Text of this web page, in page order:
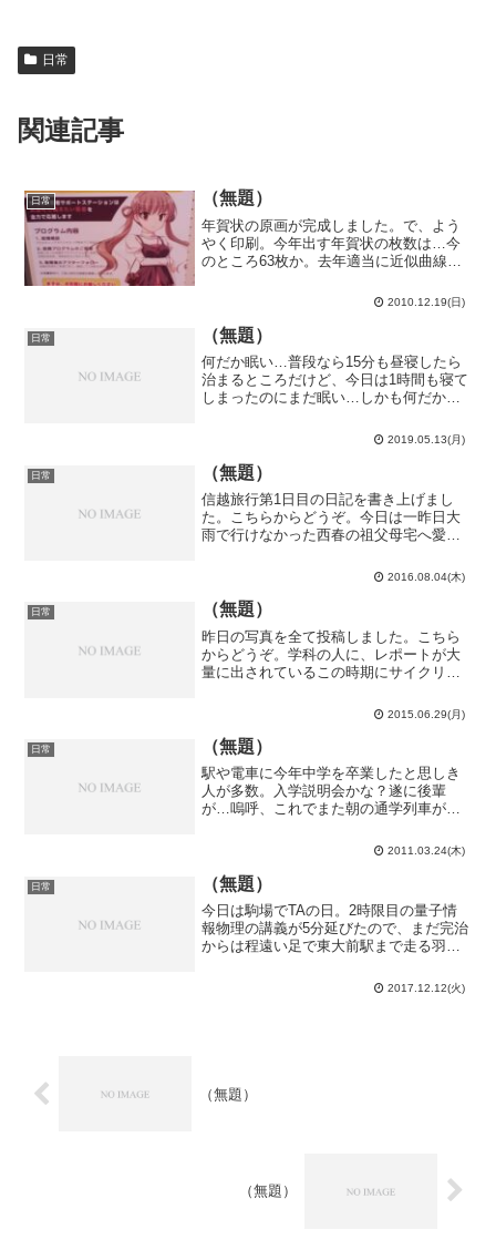
日常
関連記事
日常 （無題）
年賀状の原画が完成しました。で、よう
やく印刷。今年出す年賀状の枚数は…今
のところ63枚か。去年適当に近似曲線（2
ャストじゃないか！すうがくの ちからっ
て すげー！今日はゆめたろうプラザ（武
豊町民会館）に...
2010.12.19(日)
日常 （無題）
何だか眠い…普段なら15分も昼寝したら
治まるところだけど、今日は1時間も寝て
しまったのにまだ眠い…しかも何だか頭
は約10日…単に昨日の運転の疲れが出た
だけのただの阿呆か、日本で初めてバヌ
アツからマラリアを...
2019.05.13(月)
日常 （無題）
信越旅行第1日目の日記を書き上げまし
た。こちらからどうぞ。今日は一昨日大
雨で行けなかった西春の祖父母宅へ愛犬
食を食べた後はひたすら院試勉強ばかり
していたのですが。半田に帰ってから夕
食で外へ。行きつけのお店...
2016.08.04(木)
日常 （無題）
昨日の写真を全て投稿しました。こちら
からどうぞ。学科の人に、レポートが大
量に出されているこの時期にサイクリン
れは余裕だ余裕でないとか言う次元の話
では無く、単に僕は休日に於いて悲しい
程勉強が進まないので、特...
2015.06.29(月)
日常 （無題）
駅や電車に今年中学を卒業したと思しき
人が多数。入学説明会かな？遂に後輩
が…嗚呼、これでまた朝の通学列車が混
の合奏は恙無く終わったのですが、午後
の個人練習で、ヴィオラーズが全員外で
テニスをやり出し、ヴィ...
2011.03.24(木)
日常 （無題）
今日は駒場でTAの日。2時限目の量子情
報物理の講義が5分延びたので、まだ完治
からは程遠い足で東大前駅まで走る羽目
から延ばして欲しい…TA業務後は横山さ
んに頼まれたポスター掲示をこなしてか
2017.12.12(火)
（無題）
（無題）